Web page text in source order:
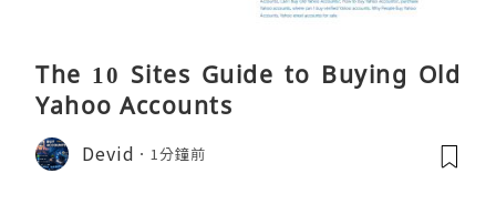
The 10 Sites Guide to Buying Old
Yahoo Accounts
Devid 1分鐘前